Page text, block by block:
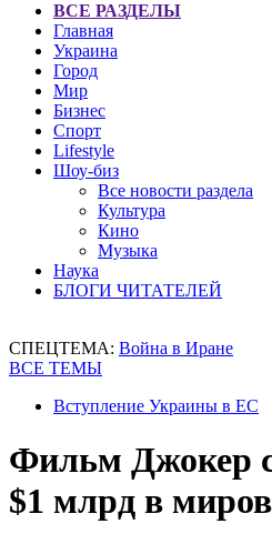
ВСЕ РАЗДЕЛЫ
Главная
Украина
Город
Мир
Бизнес
Спорт
Lifestyle
Шоу-биз
Все новости раздела
Культура
Кино
Музыка
Наука
БЛОГИ ЧИТАТЕЛЕЙ
СПЕЦТЕМА: Война в Иране
ВСЕ ТЕМЫ
Вступление Украины в ЕС
Фильм Джокер
$1 млрд в